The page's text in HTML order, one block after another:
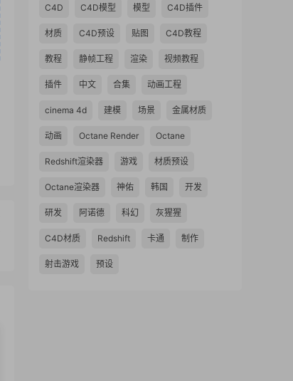
C4D C4D模型 模型 C4D插件
材质 C4D预设 贴图 C4D教程
教程 静帧工程 渲染 视频教程
插件 中文 合集 动画工程
cinema 4d 建模 场景 金属材质
动画 Octane Render Octane
Redshift渲染器 游戏 材质预设
Octane渲染器 神佑 韩国 开发
研发 阿诺德 科幻 灰猩猩
C4D材质 Redshift 卡通 制作
射击游戏 预设